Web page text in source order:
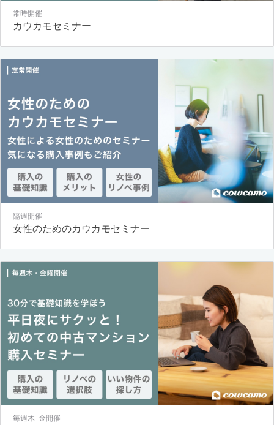
常時開催
カウカモセミナー
隔週開催
女性のためのカウカモセミナー
毎週木･金開催